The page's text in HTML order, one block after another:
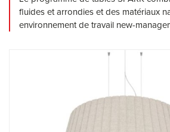
fluides et arrondies et des matériaux
environnement de travail new-